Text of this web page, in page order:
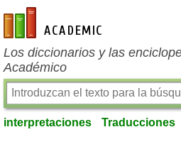
es-academic.com
Los diccionarios y las
Académico
interpretaciones Traducciones